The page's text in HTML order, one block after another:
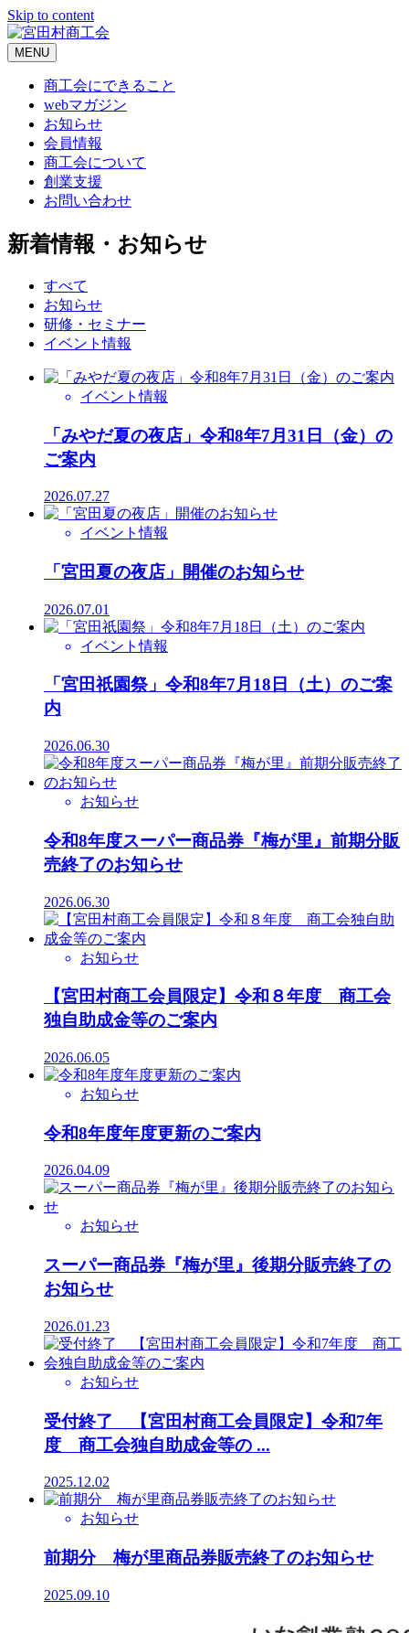
Skip to content
MENU
商工会にできること
webマガジン
お知らせ
会員情報
商工会について
創業支援
お問い合わせ
新着情報・お知らせ
すべて
お知らせ
研修・セミナー
イベント情報
イベント情報
「みやだ夏の夜店」令和8年7月31日（金）の
ご案内
2026.07.27
イベント情報
「宮田夏の夜店」開催のお知らせ
2026.07.01
イベント情報
「宮田祇園祭」令和8年7月18日（土）のご案
内
2026.06.30
お知らせ
令和8年度スーパー商品券『梅が里』前期分販
売終了のお知らせ
2026.06.30
お知らせ
【宮田村商工会員限定】令和８年度 商工会
独自助成金等のご案内
2026.06.05
お知らせ
令和8年度年度更新のご案内
2026.04.09
お知らせ
スーパー商品券『梅が里』後期分販売終了の
お知らせ
2026.01.23
お知らせ
受付終了 【宮田村商工会員限定】令和7年
度 商工会独自助成金等の ...
2025.12.02
お知らせ
前期分 梅が里商品券販売終了のお知らせ
2025.09.10